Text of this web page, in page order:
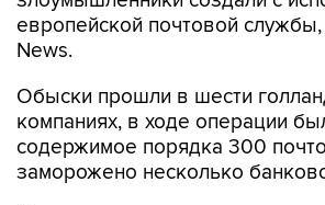
европейской почтовой
News.
Обыски прошли в шести
компаниях, в ходе операции
содержимое порядка 300
заморожено несколько